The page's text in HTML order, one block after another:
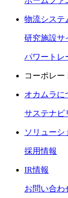
物流システ
研究施設サ
パワートレ
コーポレー
オカムラに
サステナビ
ソリューシ
採用情報
IR情報
お問い合わ